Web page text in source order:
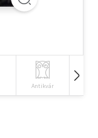
Antikvár